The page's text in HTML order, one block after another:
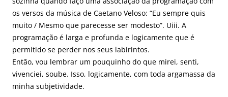
os versos da música de Caetano Veloso: “Eu sempre quis
muito / Mesmo que parecesse ser modesto”. Uiii. A
programação é larga e profunda e logicamente que é
permitido se perder nos seus labirintos.
Então, vou lembrar um pouquinho do que mirei, senti,
vivenciei, soube. Isso, logicamente, com toda argamassa da
minha subjetividade.